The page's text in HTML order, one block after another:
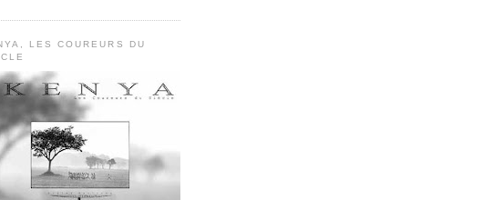
LES COUREURS DU